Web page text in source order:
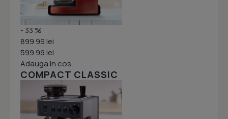
- 33 %
899.99 lei
599.99 lei
Adauga in cos
COMPACT CLASSIC